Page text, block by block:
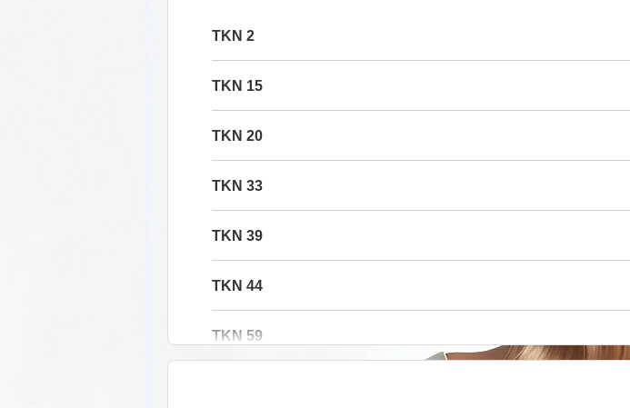
2 TKN
15 TKN
20 TKN
33 TKN
39 TKN
44 TKN
59 TKN